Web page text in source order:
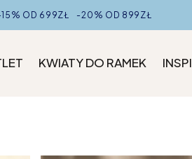
OD 699ZŁ -20% OD 899ZŁ
KWIATY DO RAMEK